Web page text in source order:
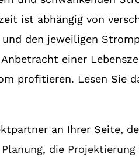
ist abhängig von
den jeweiligen
einer
profitieren. Lesen Sie
an Ihrer Seite,
Planung, die Projektierung